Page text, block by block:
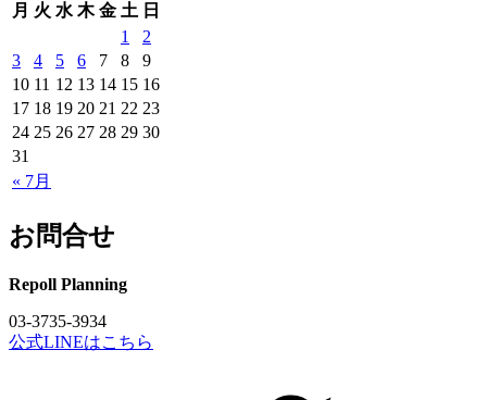
月 火 水 木 金 土 日
« 7月
1
2
3
4 5 6 7 8
9
10 11 12 13 14 15 16
17 18 19 20 21 22 23
24 25 26 27 28 29 30
31
お問合せ
Repoll Planning
03-3735-3934
公式LINEはこちら